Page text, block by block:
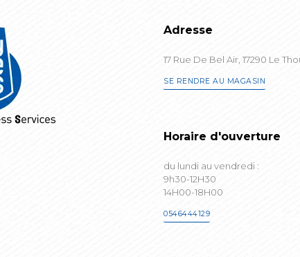
Adresse
17 Rue De Bel Air, 17290 Le
SE RENDRE AU MAGASIN
Horaire d'ouverture
du lundi au vendredi :
9h30-12H30
14H00-18H00
0546444129